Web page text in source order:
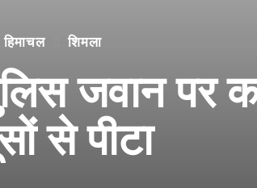
हिमाचल शिमला
जवान पर
से पीटा